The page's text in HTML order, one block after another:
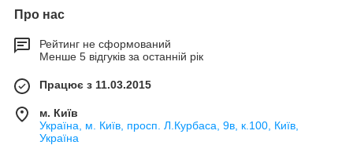
Про нас
Рейтинг не сформований
Менше 5 відгуків за останній рік
Працює з 11.03.2015
м. Київ
Україна, м. Київ, просп. Л.Курбаса, 9в, к.100, Київ,
Україна